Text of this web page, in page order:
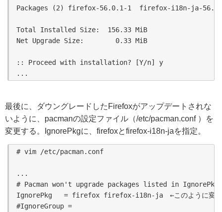
Packages (2) firefox-56.0.1-1  firefox-i18n-ja-
Total Installed Size:  156.33 MiB
Net Upgrade Size:        0.33 MiB
:: Proceed with installation? [Y/n] y
...
最後に、ダウングレードしたFirefoxがアップデートされな
いように、pacmanの設定ファイル（/etc/pacman.conf ）を
変更する。IgnorePkgに、firefoxとfirefox-i18n-jaを指定。
# vim /etc/pacman.conf
...
# Pacman won't upgrade packages listed in IgnorePkg
IgnorePkg   = firefox firefox-i18n-ja　←このように変
#IgnoreGroup =